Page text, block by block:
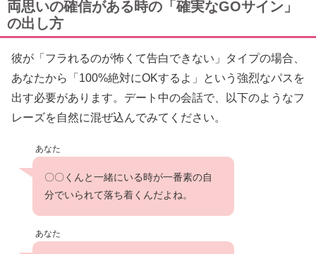
両思いの確信がある時の「確実なGOサイン」
の出し方
彼が「フラれるのが怖くて告白できない」タイプの場合、
あなたから「100%絶対にOKするよ」という強烈なパスを
出す必要があります。デート中の会話で、以下のようなフ
レーズを自然に混ぜ込んでみてください。
あなた
〇〇くんと一緒にいる時が一番素の自
分でいられて落ち着くんだよね。
あなた